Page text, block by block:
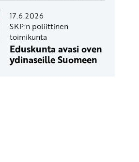
17.6.2026
SKP:n poliittinen
toimikunta
Eduskunta avasi oven
ydinaseille Suomeen